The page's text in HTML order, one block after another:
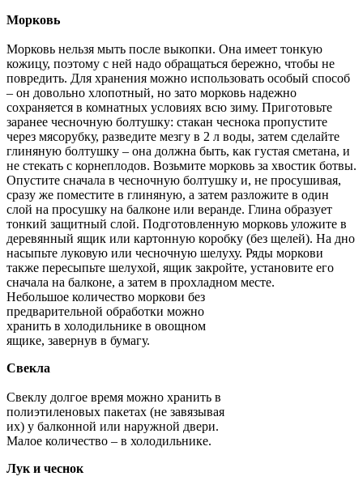
Морковь
Морковь нельзя мыть после выкопки. Она имеет тонкую
кожицу, поэтому с ней надо обращаться бережно, чтобы не
повредить. Для хранения можно использовать особый способ
– он довольно хлопотный, но зато морковь надежно
сохраняется в комнатных условиях всю зиму. Приготовьте
заранее чесночную болтушку: стакан чеснока пропустите
через мясорубку, разведите мезгу в 2 л воды, затем сделайте
глиняную болтушку – она должна быть, как густая сметана, и
не стекать с корнеплодов. Возьмите морковь за хвостик ботвы.
Опустите сначала в чесночную болтушку и, не просушивая,
сразу же поместите в глиняную, а затем разложите в один
слой на просушку на балконе или веранде. Глина образует
тонкий защитный слой. Подготовленную морковь уложите в
деревянный ящик или картонную коробку (без щелей). На дно
насыпьте луковую или чесночную шелуху. Ряды моркови
также пересыпьте шелухой, ящик закройте, установите его
сначала на балконе, а затем в прохладном месте.
Небольшое количество моркови без
предварительной обработки можно
хранить в холодильнике в овощном
ящике, завернув в бумагу.
Свекла
Свеклу долгое время можно хранить в
полиэтиленовых пакетах (не завязывая
их) у балконной или наружной двери.
Малое количество – в холодильнике.
Лук и чеснок